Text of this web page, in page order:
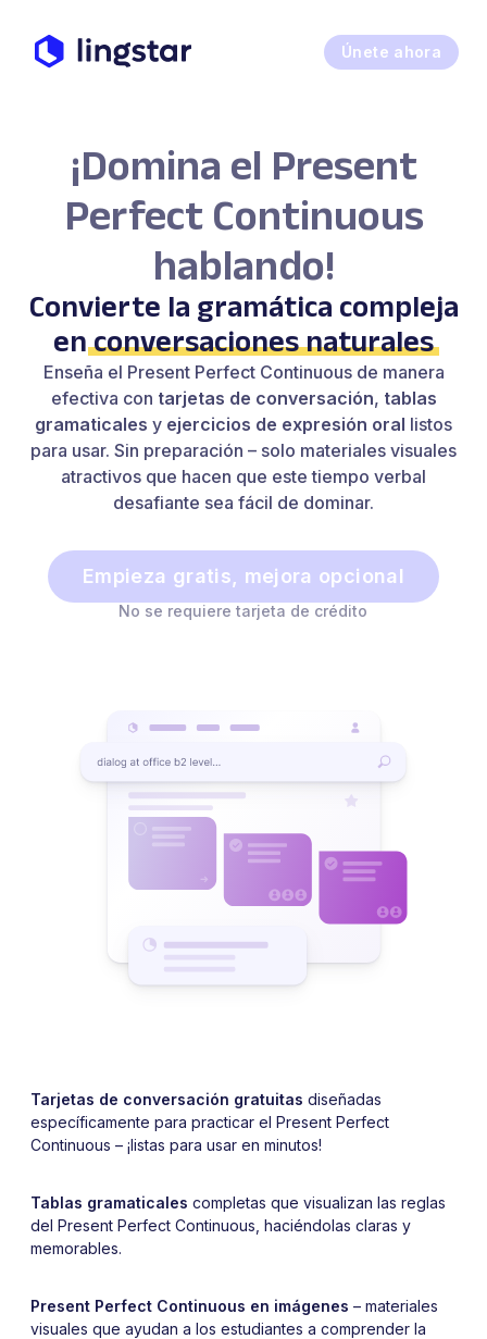
Únete ahora
¡Domina el Present
Perfect Continuous
hablando!
Convierte la gramática compleja
enconversaciones naturales
Enseña el Present Perfect Continuous de manera
efectiva con tarjetas de conversación, tablas
gramaticales y ejercicios de expresión oral listos
para usar. Sin preparación – solo materiales visuales
atractivos que hacen que este tiempo verbal
desafiante sea fácil de dominar.
Empieza gratis, mejora opcional
No se requiere tarjeta de crédito
Tarjetas de conversación gratuitas diseñadas
específicamente para practicar el Present Perfect
Continuous – ¡listas para usar en minutos!
Tablas gramaticales completas que visualizan las reglas
del Present Perfect Continuous, haciéndolas claras y
memorables.
Present Perfect Continuous en imágenes – materiales
visuales que ayudan a los estudiantes a comprender la